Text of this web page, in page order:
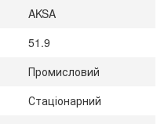
AKSA
51.9
Промисловий
Стаціонарний